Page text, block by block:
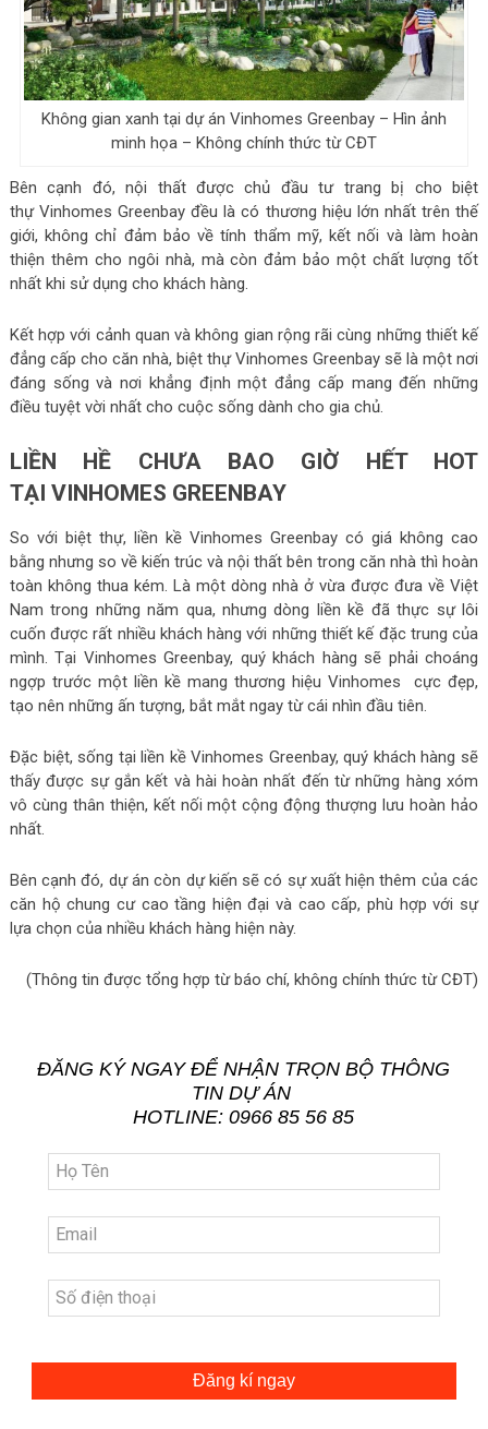
Không gian xanh tại dự án Vinhomes Greenbay – Hìn ảnh
minh họa – Không chính thức từ CĐT
Bên cạnh đó, nội thất được chủ đầu tư trang bị cho biệt
thự Vinhomes Greenbay đều là có thương hiệu lớn nhất trên thế
giới, không chỉ đảm bảo về tính thẩm mỹ, kết nối và làm hoàn
thiện thêm cho ngôi nhà, mà còn đảm bảo một chất lượng tốt
nhất khi sử dụng cho khách hàng.
Kết hợp với cảnh quan và không gian rộng rãi cùng những thiết kế
đẳng cấp cho căn nhà, biệt thự Vinhomes Greenbay sẽ là một nơi
đáng sống và nơi khẳng định một đẳng cấp mang đến những
điều tuyệt vời nhất cho cuộc sống dành cho gia chủ.
LIỀN HỀ CHƯA BAO GIỜ HẾT HOT
TẠI VINHOMES GREENBAY
So với biệt thự, liền kề Vinhomes Greenbay có giá không cao
bằng nhưng so về kiến trúc và nội thất bên trong căn nhà thì hoàn
toàn không thua kém. Là một dòng nhà ở vừa được đưa về Việt
Nam trong những năm qua, nhưng dòng liền kề đã thực sự lôi
cuốn được rất nhiều khách hàng với những thiết kế đặc trung của
mình. Tại Vinhomes Greenbay, quý khách hàng sẽ phải choáng
ngợp trước một liền kề mang thương hiệu Vinhomes cực đẹp,
tạo nên những ấn tượng, bắt mắt ngay từ cái nhìn đầu tiên.
Đặc biệt, sống tại liền kề Vinhomes Greenbay, quý khách hàng sẽ
thấy được sự gắn kết và hài hoàn nhất đến từ những hàng xóm
vô cùng thân thiện, kết nối một cộng động thượng lưu hoàn hảo
nhất.
Bên cạnh đó, dự án còn dự kiến sẽ có sự xuất hiện thêm của các
căn hộ chung cư cao tầng hiện đại và cao cấp, phù hợp với sự
lựa chọn của nhiều khách hàng hiện này.
(Thông tin được tổng hợp từ báo chí, không chính thức từ CĐT)
ĐĂNG KÝ NGAY ĐỂ NHẬN TRỌN BỘ THÔNG
TIN DỰ ÁN
HOTLINE: 0966 85 56 85
Đăng kí ngay